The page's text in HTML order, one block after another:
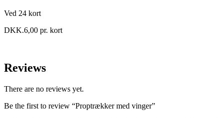
Ved 24 kort
DKK.6,00 pr. kort
Reviews
There are no reviews yet.
Be the first to review “Proptrækker med vinger”